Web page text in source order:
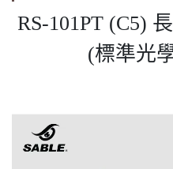
RS-101PT (C5)
(標準光